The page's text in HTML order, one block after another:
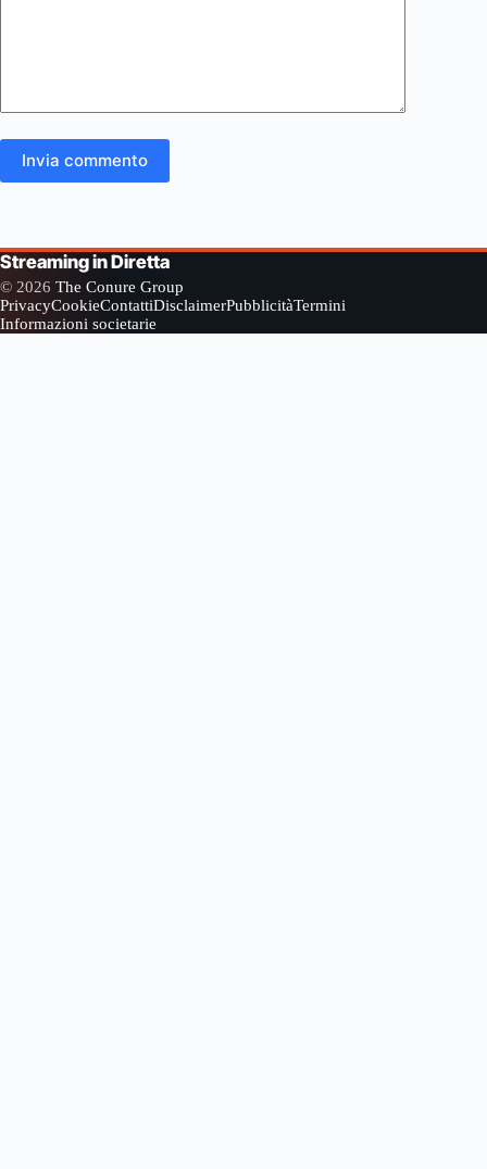
Invia commento
Streaming in Diretta
© 2026 The Conure Group
PrivacyCookieContattiDisclaimerPubblicitàTermini
Informazioni societarie